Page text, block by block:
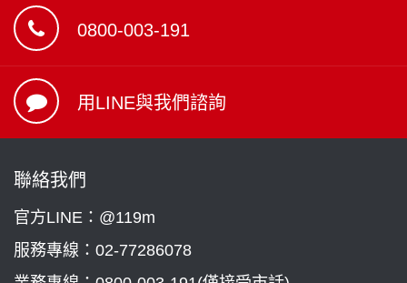
0800-003-191
用LINE與我們諮詢
聯絡我們
官方LINE：@119m
服務專線： 02-77286078